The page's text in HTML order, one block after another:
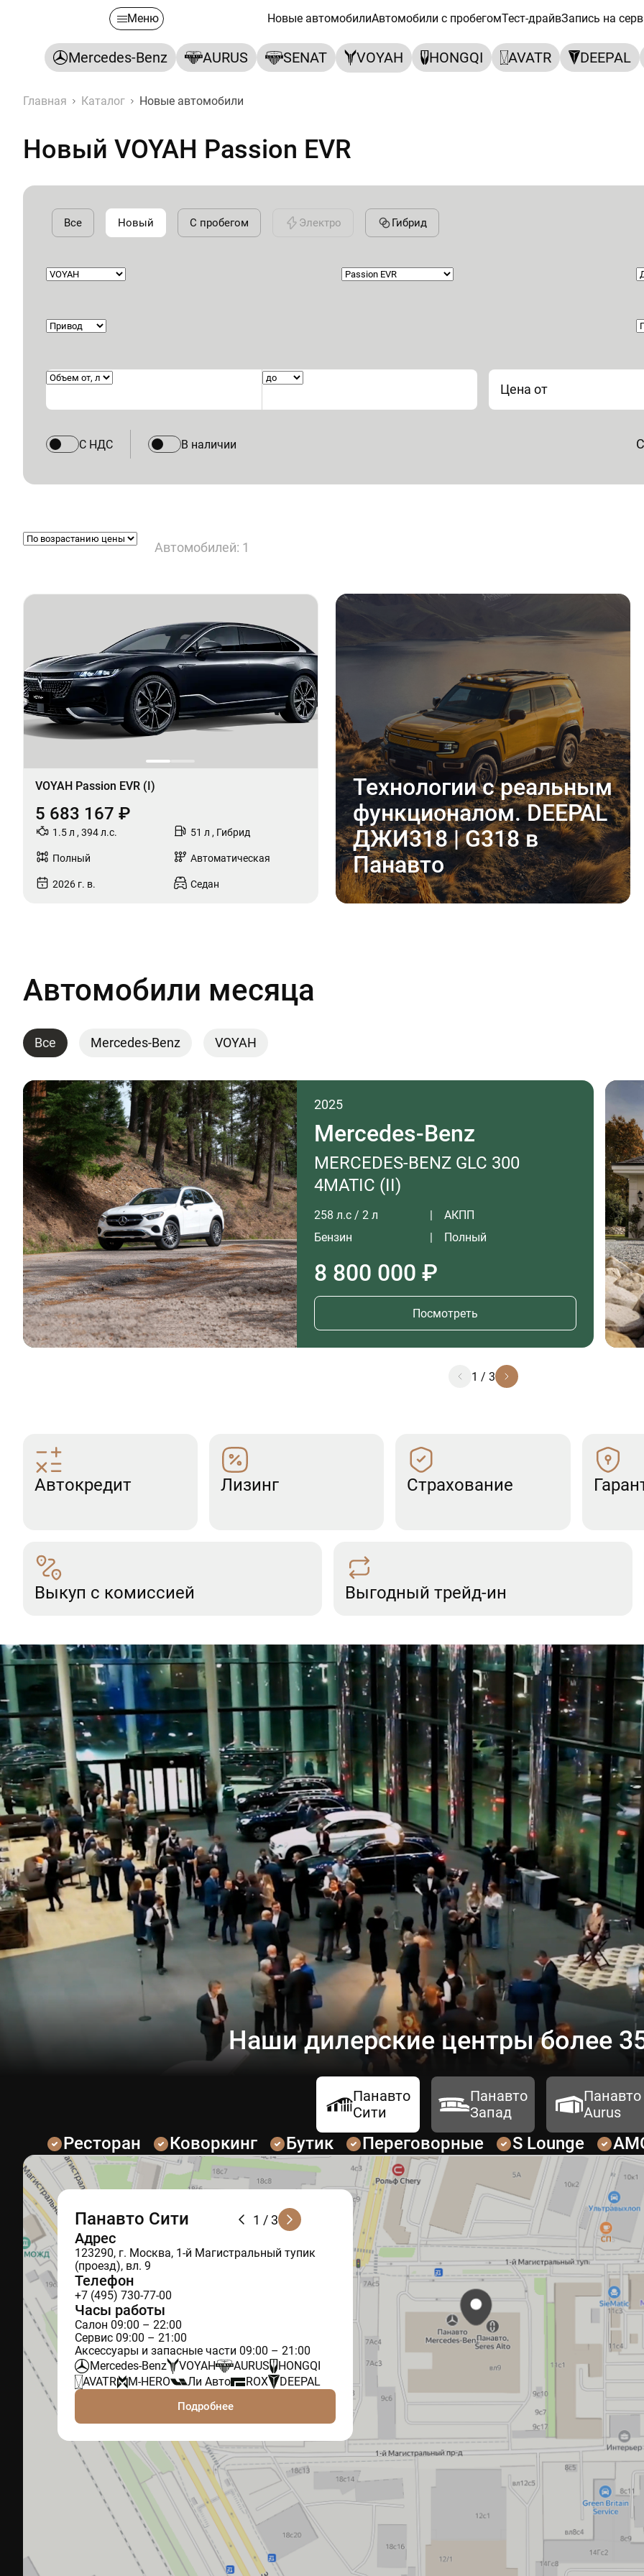
Меню Новые автомобилиАвтомобили с пробегомТест-драйвЗапись на
Mercedes-Benz AURUS SENAT VOYAH HONGQI AVATR DEEPAL
Главная Каталог Новые автомобили
Новый VOYAH Passion EVR
Все Новый С пробегом Электро Гибрид
Цена от
С НДС В наличии
Автомобилей: 1
VOYAH Passion EVR (I)
5 683 167 ₽
1.5 л , 394 л.с. 51 л , Гибрид
Полный Автоматическая
2026 г. в. Седан
Технологии с реальным
функционалом. DEEPAL
ДЖИ318 | G318 в
Панавто
Автомобили месяца
Все Mercedes-Benz VOYAH
Mercedes-Benz
2025
MERCEDES-BENZ GLC 300
4MATIC (II)
258 л.с / 2 л
АКПП
Бензин
Полный
8 800 000 ₽
Посмотреть
1 / 3
Автокредит Лизинг Страхование
Выкуп с комиссией Выгодный трейд-ин
Наши дилерские центры более
Панавто
Сити
Панавто
Запад
Панавто
Aurus
Ресторан Коворкинг Бутик Переговорные S Lounge
1 / 3
Панавто Сити
Адрес
123290, г. Москва, 1-й Магистральный тупик
(проезд), вл. 9
Телефон
+7 (495) 730-77-00
Часы работы
Салон 09:00 – 22:00
Сервис 09:00 – 21:00
Аксессуары и запасные части 09:00 – 21:00
Mercedes-Benz
VOYAH AURUS
HONGQI
AVATR
M-HERO Ли Авто ROX DEEPAL
Подробнее